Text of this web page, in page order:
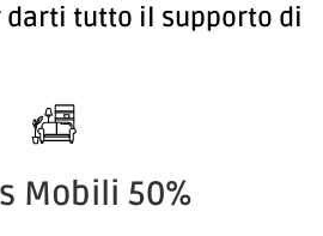
darti tutto il supporto di
Mobili 50%